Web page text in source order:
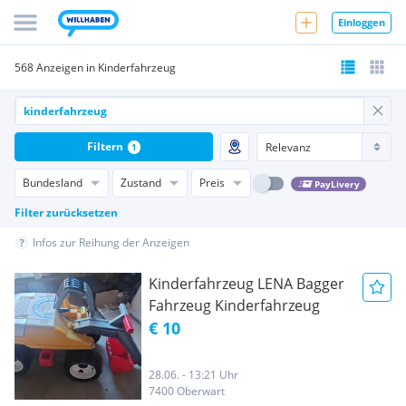
Einloggen
568 Anzeigen in Kinderfahrzeug
Bundesland Zustand Preis PayLivery
Filter zurücksetzen
Filtern 1
Infos zur Reihung der Anzeigen
Kinderfahrzeug LENA Bagger
Fahrzeug Kinderfahrzeug
€ 10
28.06. - 13:21 Uhr
7400 Oberwart